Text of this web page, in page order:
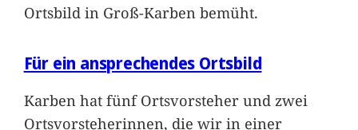
Ortsbild in Groß-Karben bemüht.
Für ein ansprechendes Ortsbild
Karben hat fünf Ortsvorsteher und zwei
Ortsvorsteherinnen, die wir in einer